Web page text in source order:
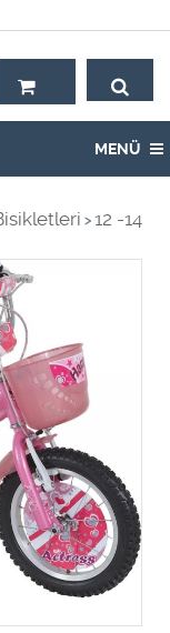
MENÜ
> 12 -14